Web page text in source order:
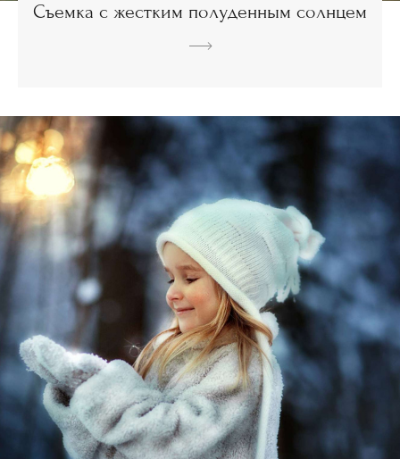
Съемка с жестким полуденным солнцем